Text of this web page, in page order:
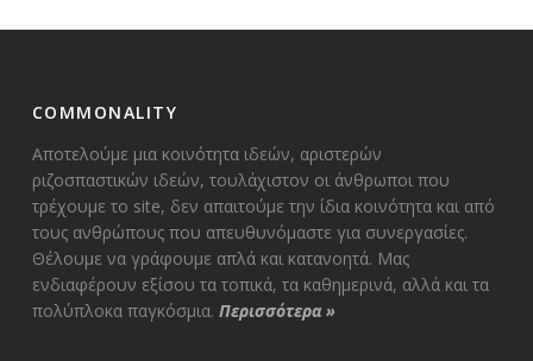
COMMONALITY
Αποτελούμε μια κοινότητα ιδεών, αριστερών
ριζοσπαστικών ιδεών, τουλάχιστον οι άνθρωποι που
τρέχουμε το site, δεν απαιτούμε την ίδια κοινότητα και από
τους ανθρώπους που απευθυνόμαστε για συνεργασίες.
Θέλουμε να γράφουμε απλά και κατανοητά. Μας
ενδιαφέρουν εξίσου τα τοπικά, τα καθημερινά, αλλά και τα
πολύπλοκα παγκόσμια. Περισσότερα»